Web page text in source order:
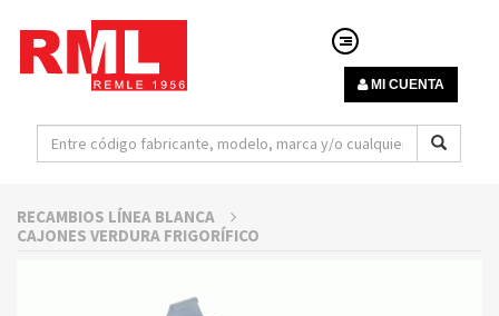
MI CUENTA
RECAMBIOS LÍNEA BLANCA
CAJONES VERDURA FRIGORÍFICO